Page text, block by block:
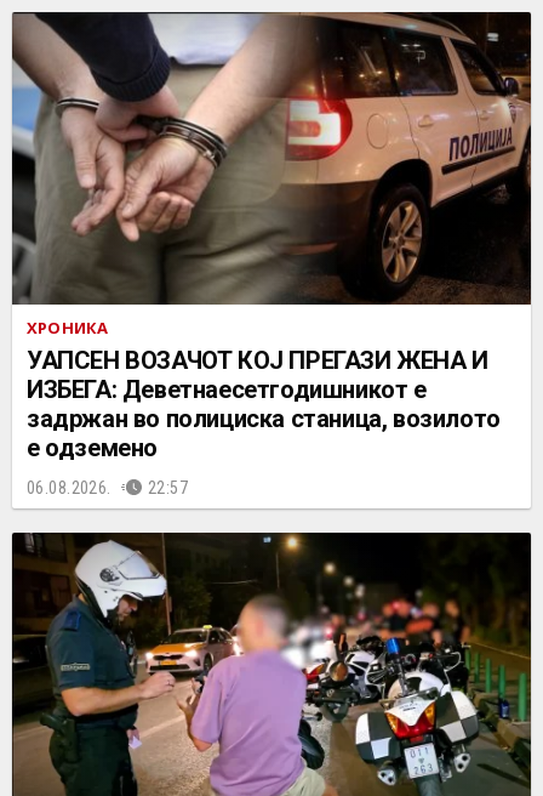
ХРОНИКА
УАПСЕН ВОЗАЧОТ КОЈ ПРЕГАЗИ ЖЕНА И
ИЗБЕГА: Деветнаесетгодишникот е
задржан во полициска станица, возилото
е одземено
06.08.2026. 22:57